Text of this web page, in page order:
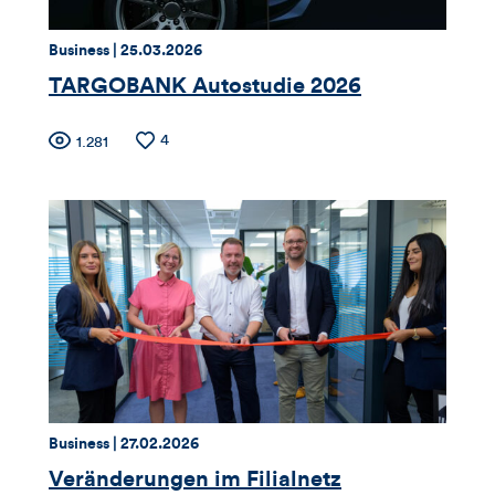
Kommentare
dieses
Artikels
Thema:
Business | Datum:
25.03.2026
TARGOBANK Autostudie 2026
Zähler
für
Views,
Likes
und
Kommentare
dieses
Artikels
Anzahl
1.281
Anzahl
4
Thema:
Business | Datum:
27.02.2026
Veränderungen im Filialnetz